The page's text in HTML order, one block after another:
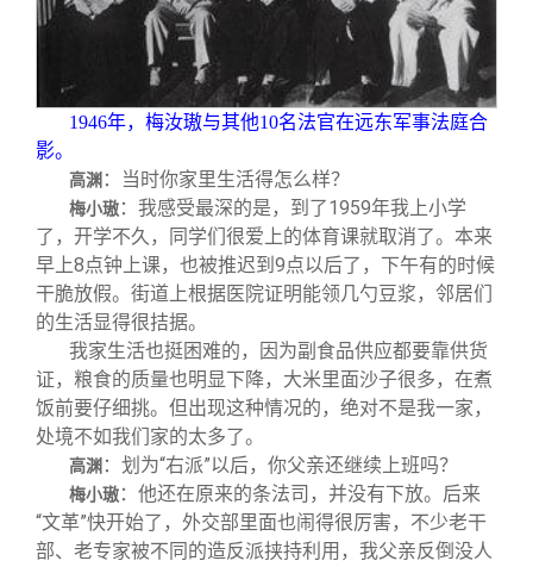
1946年，梅汝璈与其他10名法官在远东军事法庭合
影。
高渊 ：当时你家里生活得怎么样？
梅小璈：我感受最深的是，到了1959年我上小学
了，开学不久，同学们很爱上的体育课就取消了。本来
早上8点钟上课，也被推迟到9点以后了，下午有的时候
干脆放假。街道上根据医院证明能领几勺豆浆，邻居们
的生活显得很拮据。
我家生活也挺困难的，因为副食品供应都要靠供货
证，粮食的质量也明显下降，大米里面沙子很多，在煮
饭前要仔细挑。但出现这种情况的，绝对不是我一家，
处境不如我们家的太多了。
高渊 ：划为“右派”以后，你父亲还继续上班吗？
梅小璈：他还在原来的条法司，并没有下放。后来
“文革”快开始了，外交部里面也闹得很厉害，不少老干
部、老专家被不同的造反派挟持利用，我父亲反倒没人